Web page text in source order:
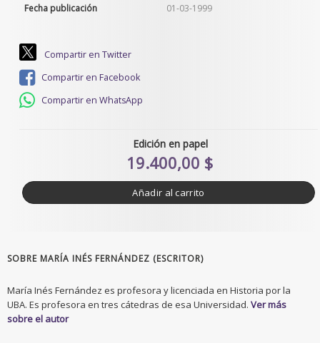
Fecha publicación
01-03-1999
Compartir en Twitter
Compartir en Facebook
Compartir en WhatsApp
Edición en papel
19.400,00 $
Añadir al carrito
SOBRE MARÍA INÉS FERNÁNDEZ (ESCRITOR)
María Inés Fernández es profesora y licenciada en Historia por la
UBA. Es profesora en tres cátedras de esa Universidad. Ver más
sobre el autor